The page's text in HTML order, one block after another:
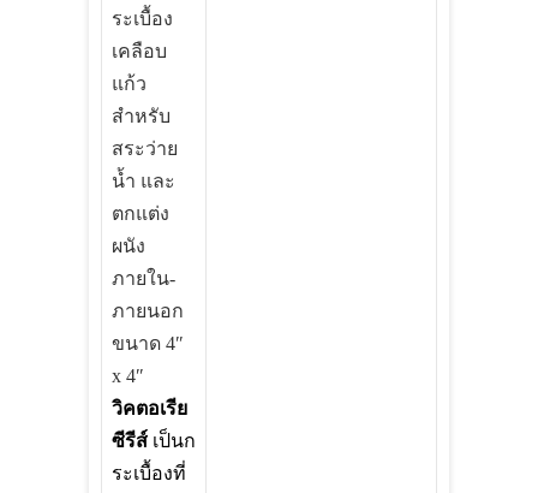
ระเบื้อง
เคลือบ
แก้ว
สำหรับ
สระว่าย
น้ำ และ
ตกแต่ง
ผนัง
ภายใน-
ภายนอก
ขนาด 4″
x 4″
วิคตอเรีย
ซีรีส์ เป็นก
ระเบื้องที่